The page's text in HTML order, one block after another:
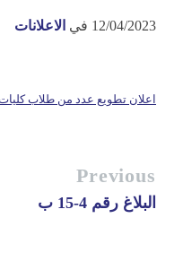
12/04/2023 في الاعلانات
اعلان تطويع عدد من طلاب
Previous
البلاغ رقم 4-15 ب